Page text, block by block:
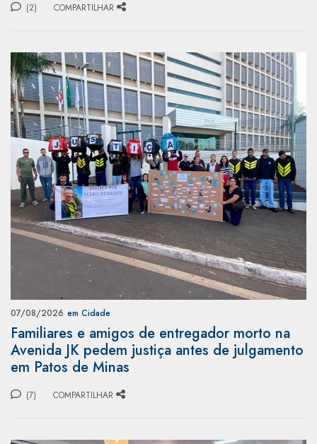
(2) COMPARTILHAR
07/08/2026 em Cidade
Familiares e amigos de entregador morto na
Avenida JK pedem justiça antes de julgamento
em Patos de Minas
(7) COMPARTILHAR